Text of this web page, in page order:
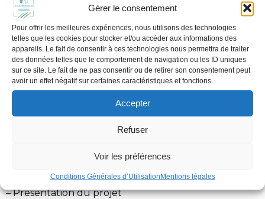
Gérer le consentement
Pour offrir les meilleures expériences, nous utilisons des technologies
telles que les cookies pour stocker et/ou accéder aux informations des
appareils. Le fait de consentir à ces technologies nous permettra de traiter
des données telles que le comportement de navigation ou les ID uniques
sur ce site. Le fait de ne pas consentir ou de retirer son consentement peut
avoir un effet négatif sur certaines caractéristiques et fonctions.
Accepter
Refuser
Voir les préférences
Conditions Générales d’UtilisationMentions légales
Lieu : Parvis de la collégiale
Programme :
– Début de l’évènement à 10h
– Introduction musicale, Concert Duo Olivier Rivière
– Présentation de la collégiale (texte de Florant
– Présentation du projet